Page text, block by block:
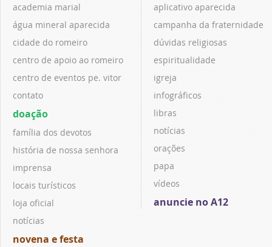
academia marial
água mineral aparecida
cidade do romeiro
centro de apoio ao romeiro
centro de eventos pe. vitor
contato
doação
família dos devotos
história de nossa senhora
imprensa
locais turísticos
loja oficial
notícias
novena e festa
aplicativo aparecida
campanha da fraternidade
dúvidas religiosas
espiritualidade
igreja
infográficos
libras
notícias
orações
papa
vídeos
anuncie no A12